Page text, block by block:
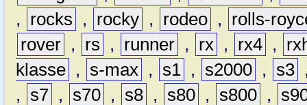
,
rocks , rocky , rodeo ,
rolls-
rover , rs , runner , rx , rx4 ,
klasse , s-max , s1 , s2000 , s3
,
s7 , s70 , s8 , s80 , s800 ,